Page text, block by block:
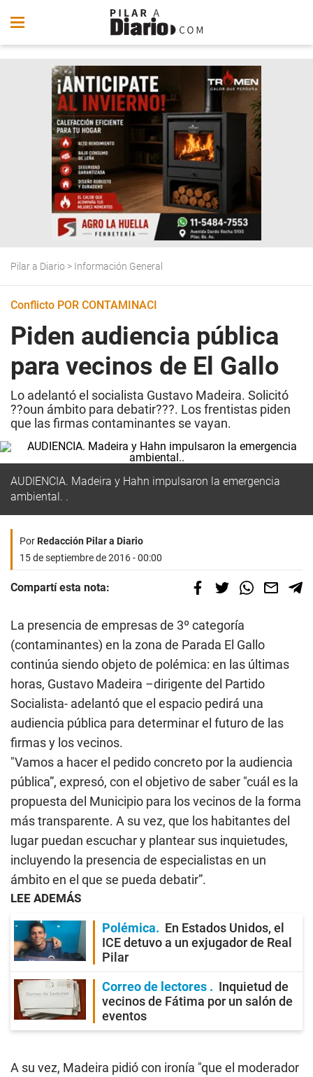
Pilar a Diario > Información General
Conflicto POR CONTAMINACI
Piden audiencia pública
para vecinos de El Gallo
Lo adelantó el socialista Gustavo Madeira. Solicitó
??oun ámbito para debatir???. Los frentistas piden
que las firmas contaminantes se vayan.
AUDIENCIA. Madeira y Hahn impulsaron la emergencia
ambiental. .
PorRedacción Pilar a Diario
15 de septiembre de 2016 - 00:00
Compartí esta nota:
La presencia de empresas de 3º categoría
(contaminantes) en la zona de Parada El Gallo
continúa siendo objeto de polémica: en las últimas
horas, Gustavo Madeira –dirigente del Partido
Socialista- adelantó que el espacio pedirá una
audiencia pública para determinar el futuro de las
firmas y los vecinos.
"Vamos a hacer el pedido concreto por la audiencia
pública”, expresó, con el objetivo de saber "cuál es la
propuesta del Municipio para los vecinos de la forma
más transparente. A su vez, que los habitantes del
lugar puedan escuchar y plantear sus inquietudes,
incluyendo la presencia de especialistas en un
ámbito en el que se pueda debatir”.
LEE ADEMÁS
Polémica
En Estados Unidos, el
ICE detuvo a un exjugador de Real
Pilar
Correo de lectores
Inquietud de
vecinos de Fátima por un salón de
eventos
A su vez, Madeira pidió con ironía "que el moderador